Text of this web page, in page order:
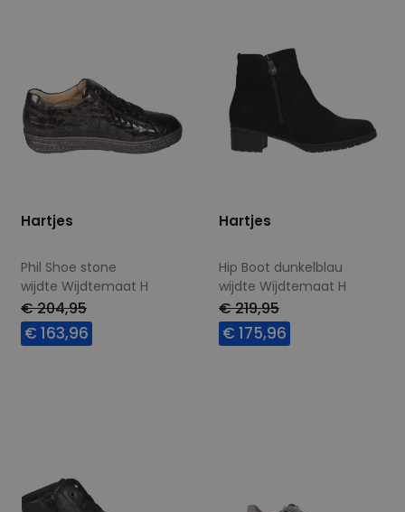
Hartjes
Phil Shoe stone
wijdte Wijdtemaat H
€ 204,95
€ 163,96
Hartjes
Hip Boot dunkelblau
wijdte Wijdtemaat H
€ 219,95
€ 175,96